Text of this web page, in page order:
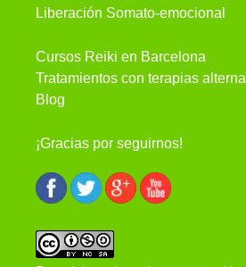
Liberación Somato-emocional
Cursos Reiki en Barcelona
Tratamientos con terapias
Blog
¡Gracias por seguirnos!